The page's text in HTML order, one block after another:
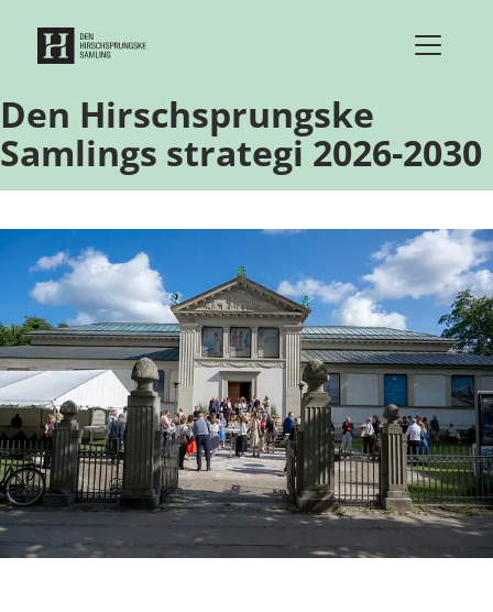
Den Hirschsprungske
Samlings strategi 2026-2030